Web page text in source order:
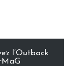
l’Outback